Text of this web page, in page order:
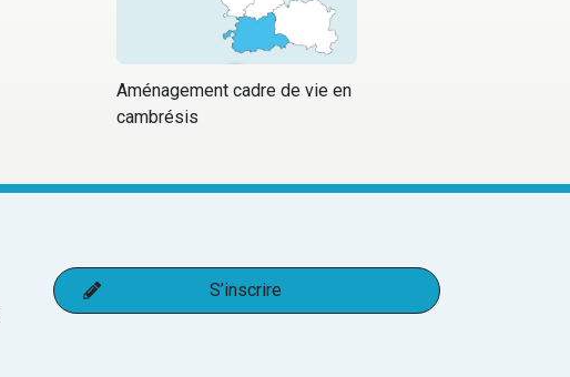
Aménagement cadre de vie en
cambrésis
S’inscrire